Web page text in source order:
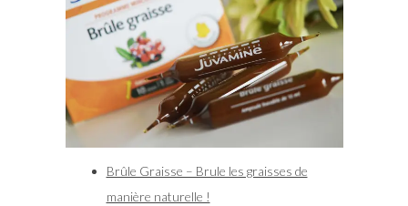
Brûle Graisse – Brule les graisses de
manière naturelle !